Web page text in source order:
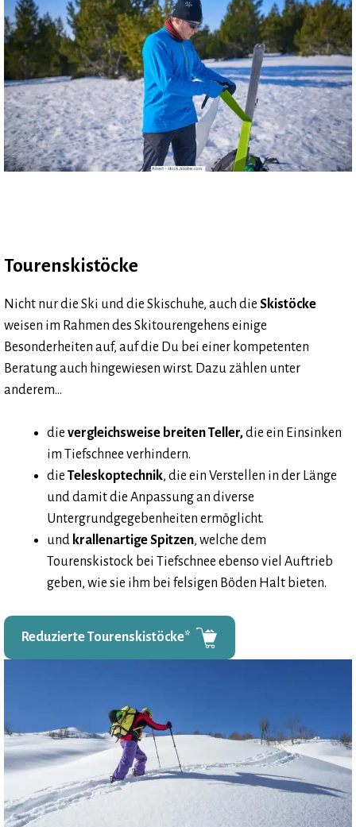
Tourenskistöcke
Nicht nur die Ski und die Skischuhe, auch die Skistöcke
weisen im Rahmen des Skitourengehens einige
Besonderheiten auf, auf die Du bei einer kompetenten
Beratung auch hingewiesen wirst. Dazu zählen unter
anderem…
die vergleichsweise breiten Teller,die ein Einsinken
im Tiefschnee verhindern.
die Teleskoptechnik, die ein Verstellen in der Länge
und damit die Anpassung an diverse
Untergrundgegebenheiten ermöglicht.
und krallenartige Spitzen, welche dem
Tourenskistock bei Tiefschnee ebenso viel Auftrieb
geben, wie sie ihm bei felsigen Böden Halt bieten.
Reduzierte Tourenskistöcke*